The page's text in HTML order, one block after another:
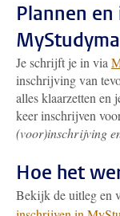
Plannen
Je schrijft je in via
inschrijving van
alles klaarzetten en
keer inschrijven
(voor)inschrijving
Hoe het
Bekijk de uitleg en